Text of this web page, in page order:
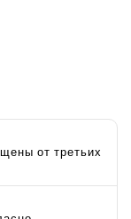
от третьих